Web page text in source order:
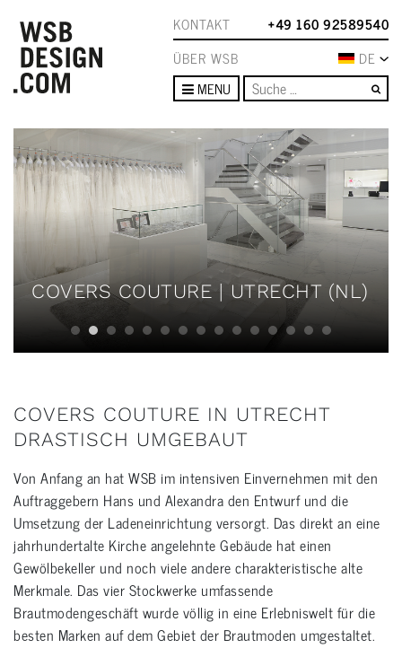
KONTAKT
+49 160 92589540
ÜBER WSB
DE
MENU
COVERS COUTURE | UTRECHT (NL)
COVERS COUTURE IN UTRECHT
DRASTISCH UMGEBAUT
Von Anfang an hat WSB im intensiven Einvernehmen mit den
Auftraggebern Hans und Alexandra den Entwurf und die
Umsetzung der Ladeneinrichtung versorgt. Das direkt an eine
jahrhundertalte Kirche angelehnte Gebäude hat einen
Gewölbekeller und noch viele andere charakteristische alte
Merkmale. Das vier Stockwerke umfassende
Brautmodengeschäft wurde völlig in eine Erlebniswelt für die
besten Marken auf dem Gebiet der Brautmoden umgestaltet.